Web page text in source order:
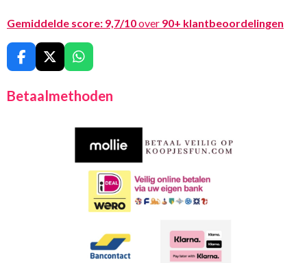
Gemiddelde score: 9,7/10over 90+ klantbeoordelingen
F
a
c
e
X
W
h
t
A
Betaalmethoden